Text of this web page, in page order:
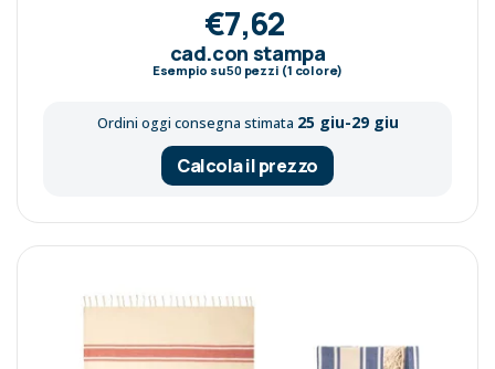
€7,62
cad.con stampa
Esempio su50pezzi (1 colore)
Ordini oggi consegna stimata 25 giu-29 giu
Calcola il prezzo